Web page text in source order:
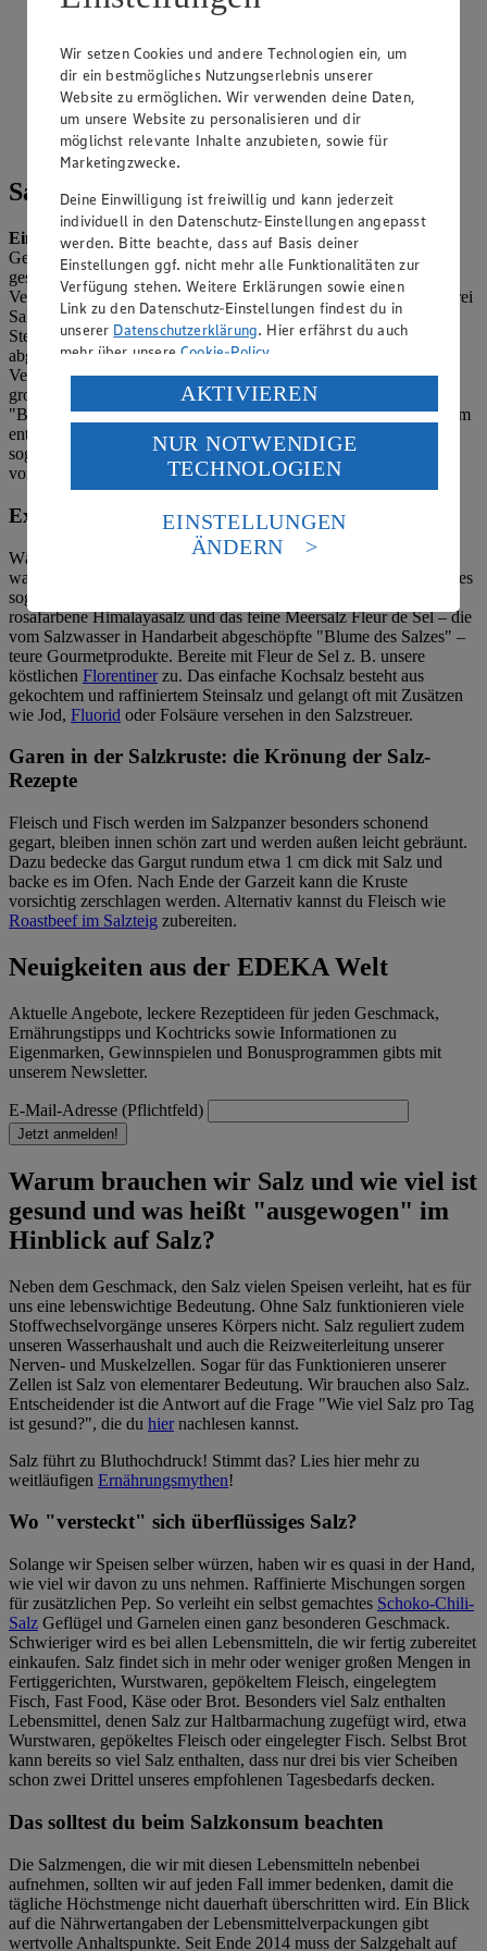
Zubereitungsdauer
60 min.
Ernährungsweise
Vegetarisch
Salz ist nicht gleich Salz
Eines vorweg: Obwohl es viele denken, ist Speisesalz kein
Gewürz, denn es ist nicht pflanzlichen Ursprungs. Chemisch
gesehen istSalz
ein anorganischer Mineralstoff, der aus einer
Verbindung von Natrium und Chlorid besteht. Generell werden drei
Salzarten unterschieden: Steinsalz, Meersalz und Siedesalz.
Steinsalz liegt eingebettet in Gestein und wird bergmännisch
abgebaut. Meersalz kommt im Meerwasser vor und wird durch
Verdunstung des Wassers in Salzgärten gewonnen. Es ist oft
grobkörnig und ideal für das Befüllen einer Salzmühle oder als
"Bett" für einenSalzbratenaus dem Backofen. Siedesalz wiederum
entsteht durch das Verdampfen von salzhaltigem Wasser,
sogenannter Sole. Das Solesalz hat eine besonders hohe Reinheit
von 99,9 Prozent.
Exklusive Salzsorten für besondere Rezepte
Während Salz heute für uns immer und fast überall verfügbar ist,
war es früher zur Zeit der Römer ein so wertvoller Rohstoff, dass es
sogar als Währung genutzt wurde. Heute sind Salzsorten wie das
rosafarbene Himalayasalz und das feine Meersalz Fleur de Sel – die
vom Salzwasser in Handarbeit abgeschöpfte "Blume des Salzes" –
teure Gourmetprodukte. Bereite mit Fleur de Sel z. B. unsere
köstlichen Florentinerzu. Das einfache Kochsalz besteht aus
gekochtem und raffiniertem Steinsalz und gelangt oft mit Zusätzen
wie Jod, Fluorid oder Folsäure versehen in den Salzstreuer.
Garen in der Salzkruste: die Krönung der Salz-
Rezepte
Fleisch und Fisch werden im Salzpanzer besonders schonend
gegart, bleiben innen schön zart und werden außen leicht gebräunt.
Dazu bedecke das Gargut rundum etwa 1 cm dick mit Salz und
backe es im Ofen. Nach Ende der Garzeit kann die Kruste
vorsichtig zerschlagen werden. Alternativ kannst du Fleisch wie
Roastbeef im Salzteig zubereiten.
Neuigkeiten aus der EDEKA Welt
Aktuelle Angebote, leckere Rezeptideen für jeden Geschmack,
Ernährungstipps und Kochtricks sowie Informationen zu
Eigenmarken, Gewinnspielen und Bonusprogrammen gibts mit
unserem Newsletter.
E-Mail-Adresse (Pflichtfeld)
Jetzt anmelden!
Warum brauchen wir Salz und wie viel ist
gesund und was heißt "ausgewogen" im
Hinblick auf Salz?
Neben dem Geschmack, den Salz vielen Speisen verleiht, hat es für
uns eine lebenswichtige Bedeutung. Ohne Salz funktionieren viele
Stoffwechselvorgänge unseres Körpers nicht. Salz reguliert zudem
unseren Wasserhaushalt und auch die Reizweiterleitung unserer
Nerven- und Muskelzellen. Sogar für das Funktionieren unserer
Zellen ist Salz von elementarer Bedeutung. Wir brauchen also Salz.
Entscheidender ist die Antwort auf die Frage "Wie viel Salz pro Tag
ist gesund?", die du hiernachlesen kannst.
Salz führt zu Bluthochdruck! Stimmt das? Lies hier mehr zu
weitläufigen Ernährungsmythen!
Wo "versteckt" sich überflüssiges Salz?
Solange wir Speisen selber würzen, haben wir es quasi in der Hand,
wie viel wir davon zu uns nehmen. Raffinierte Mischungen sorgen
für zusätzlichen Pep. So verleiht ein selbst gemachtes Schoko-Chili-
Salz Geflügel und Garnelen einen ganz besonderen Geschmack.
Schwieriger wird es bei allen Lebensmitteln, die wir fertig zubereitet
einkaufen. Salz findet sich in mehr oder weniger großen Mengen in
Fertiggerichten, Wurstwaren, gepökeltem Fleisch, eingelegtem
Fisch, Fast Food, Käse oder Brot. Besonders viel Salz enthalten
Lebensmittel, denen Salz zur Haltbarmachung zugefügt wird, etwa
Wurstwaren, gepökeltes Fleisch oder eingelegter Fisch. Selbst Brot
kann bereits so viel Salz enthalten, dass nur drei bis vier Scheiben
schon zwei Drittel unseres empfohlenen Tagesbedarfs decken.
Das solltest du beim Salzkonsum beachten
Die Salzmengen, die wir mit diesen Lebensmitteln nebenbei
aufnehmen, sollten wir auf jeden Fall immer bedenken, damit die
tägliche Höchstmenge nicht dauerhaft überschritten wird. Ein Blick
auf die Nährwertangaben der Lebensmittelverpackungen gibt
wertvolle Anhaltspunkte. Seit Ende 2014 muss der Salzgehalt auf
Wir setzen Cookies und andere Technologien ein, um
dir ein bestmögliches Nutzungserlebnis unserer
Website zu ermöglichen. Wir verwenden deine Daten,
um unsere Website zu personalisieren und dir
möglichst relevante Inhalte anzubieten, sowie für
Marketingzwecke.
Deine Einwilligung ist freiwillig und kann jederzeit
individuell in den Datenschutz-Einstellungen angepasst
werden. Bitte beachte, dass auf Basis deiner
Einstellungen ggf. nicht mehr alle Funktionalitäten zur
Verfügung stehen. Weitere Erklärungen sowie einen
Link zu den Datenschutz-Einstellungen findest du in
unserer Datenschutzerklärung. Hier erfährst du auch
mehr über unsereCookie-Policy.
Verarbeitung deiner personenbezogenen Daten in den
USA durch Facebook und YouTube:
Wenn du auf „Aktivieren“ klickst, willigst du im Sinne
des Art. 49 Abs. 1 Satz 1 lit. a) DSGVO ein, dass deine
Daten in den USA verarbeitet werden. Der EuGH sieht
die USA als Land mit einem nach europäischen
Standards nicht angemessenen Datenschutzniveau an.
Es besteht das Risiko eines Zugriffs durch US-
Informationen zum Herausgeber der Seite findest du
imImpressum
AKTIVIEREN
NUR NOTWENDIGE
TECHNOLOGIEN
EINSTELLUNGEN
ÄNDERN